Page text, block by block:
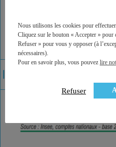
Nous utilisons les cookies pour
Cliquez sur le bouton « Accepter »
Refuser » pour vous y opposer (à
nécessaires).
Pour en savoir plus, vous pouvez lire
Refuser